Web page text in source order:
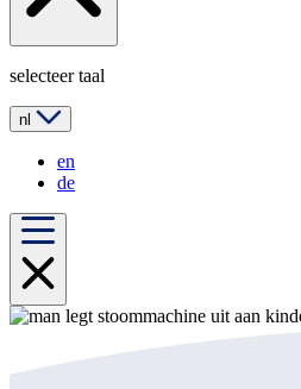
selecteer taal
nl
en
de